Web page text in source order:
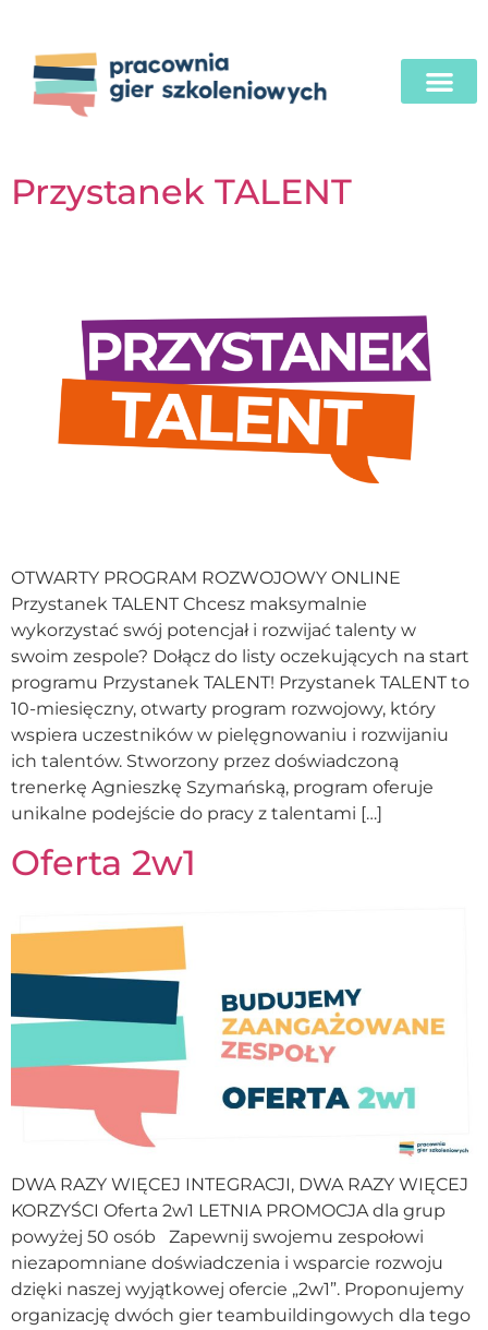
Przystanek TALENT
OTWARTY PROGRAM ROZWOJOWY ONLINE
Przystanek TALENT Chcesz maksymalnie
wykorzystać swój potencjał i rozwijać talenty w
swoim zespole? Dołącz do listy oczekujących na start
programu Przystanek TALENT! Przystanek TALENT to
10-miesięczny, otwarty program rozwojowy, który
wspiera uczestników w pielęgnowaniu i rozwijaniu
ich talentów. Stworzony przez doświadczoną
trenerkę Agnieszkę Szymańską, program oferuje
unikalne podejście do pracy z talentami […]
Oferta 2w1
DWA RAZY WIĘCEJ INTEGRACJI, DWA RAZY WIĘCEJ
KORZYŚCI Oferta 2w1 LETNIA PROMOCJA dla grup
powyżej 50 osób Zapewnij swojemu zespołowi
niezapomniane doświadczenia i wsparcie rozwoju
dzięki naszej wyjątkowej ofercie „2w1”. Proponujemy
organizację dwóch gier teambuildingowych dla tego